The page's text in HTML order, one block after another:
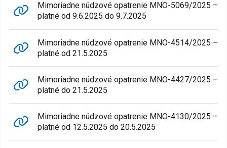
Mimoriadne núdzové opatrenie MNO-5069/2025 –
platné od 9.6.2025 do 9.7.2025
Mimoriadne núdzové opatrenie MNO-4514/2025 –
platné od 21.5.2025
Mimoriadne núdzové opatrenie MNO-4427/2025 –
platné do 21.5.2025
Mimoriadne núdzové opatrenie MNO-4130/2025 –
platné od 12.5.2025 do 20.5.2025